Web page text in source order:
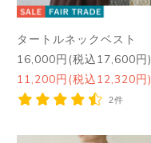
タートルネックベスト
16,000円(税込17,600円)
11,200円(税込12,320円)
2件